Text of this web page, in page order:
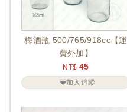
梅酒瓶 500/765/918cc【運
費外加】
NT$ 45
加入追蹤